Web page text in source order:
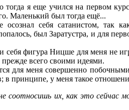
я еще учился на первом
Маленький был тогда ещё...
себя сатанистом, так
был Заратустра, и для
себя фигура Ницше для меня не
всего своими идеями.
для меня совершенно
принципе, у меня такое
соотносишь их, как это сейчас